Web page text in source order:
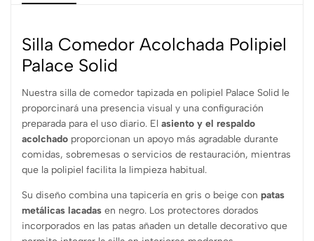
Silla Comedor Acolchada Polipiel
Palace Solid
Nuestra silla de comedor tapizada en polipiel Palace Solid le
proporcinará una presencia visual y una configuración
preparada para el uso diario. El asiento y el respaldo
acolchado proporcionan un apoyo más agradable durante
comidas, sobremesas o servicios de restauración, mientras
que la polipiel facilita la limpieza habitual.
Su diseño combina una tapicería en gris o beige con patas
metálicas lacadas en negro. Los protectores dorados
incorporados en las patas añaden un detalle decorativo que